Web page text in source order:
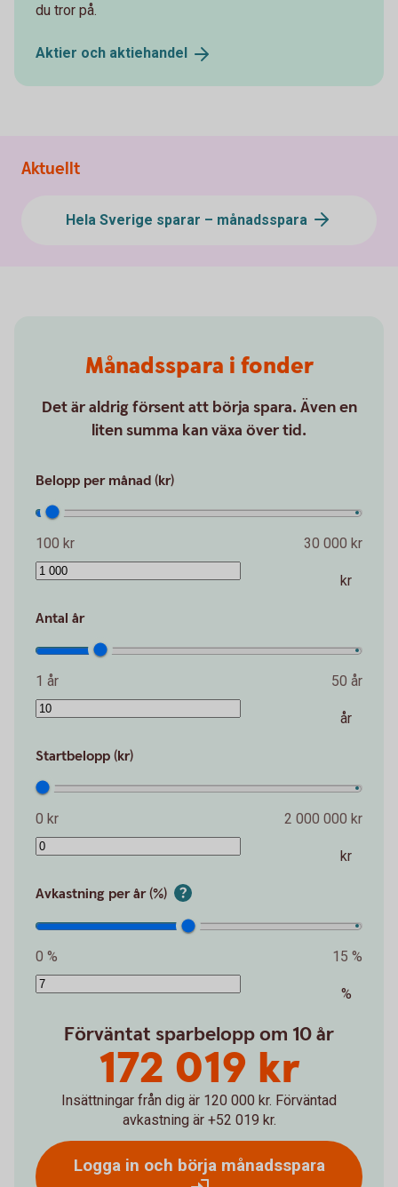
du tror på.
Aktier och aktiehandel
Aktuellt
Hela Sverige sparar – månadsspara
Månadsspara i fonder
Det är aldrig försent att börja spara. Även en
liten summa kan växa över tid.
Belopp per månad (kr)
100 kr 30 000 kr
kr
Antal år
1 år 50 år
år
Startbelopp (kr)
0 kr 2 000 000 kr
kr
Avkastning per år (%)
0 % 15 %
%
Förväntat sparbelopp om 10 år
172 019 kr
Insättningar från dig är 120 000 kr. Förväntad
avkastning är +52 019 kr.
Logga in och börja månadsspara